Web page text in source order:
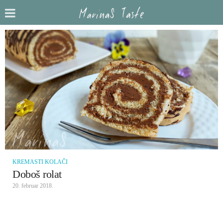
KREMASTI KOLAČI
Doboš rolat
20. februar 2018.